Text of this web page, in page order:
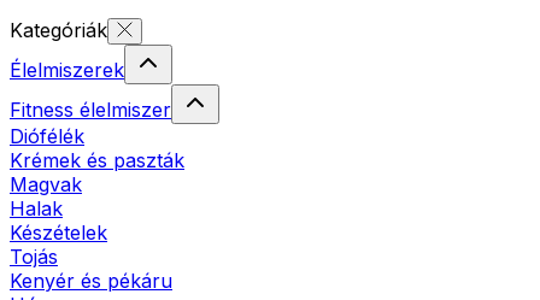
Kategóriák
Élelmiszerek
Fitness élelmiszer
Diófélék
Krémek és paszták
Magvak
Halak
Készételek
Tojás
Kenyér és pékáru